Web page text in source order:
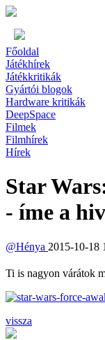
Főoldal
Játékhírek
Játékkritikák
Gyártói blogok
Hardware kritikák
DeepSpace
Filmek
Filmhírek
Hírek
Star
- íme a
@Hénya 2015-10-18
Ti is nagyon várátok
vissza